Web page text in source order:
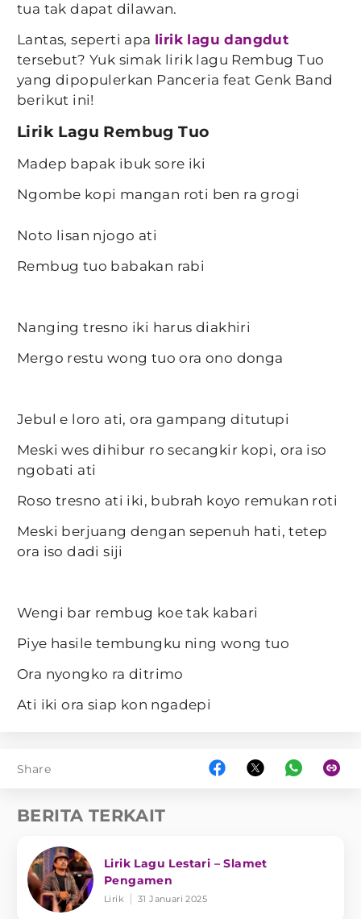
tua tak dapat dilawan.
Lantas, seperti apa lirik lagu dangdut
tersebut? Yuk simak lirik lagu Rembug Tuo
yang dipopulerkan Panceria feat Genk Band
berikut ini!
Lirik Lagu Rembug Tuo
Madep bapak ibuk sore iki
Ngombe kopi mangan roti ben ra grogi
Noto lisan njogo ati
Rembug tuo babakan rabi
Nanging tresno iki harus diakhiri
Mergo restu wong tuo ora ono donga
Jebul e loro ati, ora gampang ditutupi
Meski wes dihibur ro secangkir kopi, ora iso
ngobati ati
Roso tresno ati iki, bubrah koyo remukan roti
Meski berjuang dengan sepenuh hati, tetep
ora iso dadi siji
Wengi bar rembug koe tak kabari
Piye hasile tembungku ning wong tuo
Ora nyongko ra ditrimo
Ati iki ora siap kon ngadepi
Share
BERITA TERKAIT
Lirik Lagu Lestari – Slamet
Pengamen
Lirik 31 Januari 2025